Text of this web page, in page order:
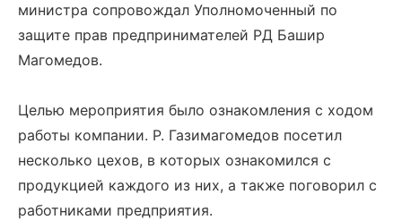
министра сопровождал Уполномоченный по
защите прав предпринимателей РД Башир
Магомедов.
Целью мероприятия было ознакомления с ходом
работы компании. Р. Газимагомедов посетил
несколько цехов, в которых ознакомился с
продукцией каждого из них, а также поговорил с
работниками предприятия.